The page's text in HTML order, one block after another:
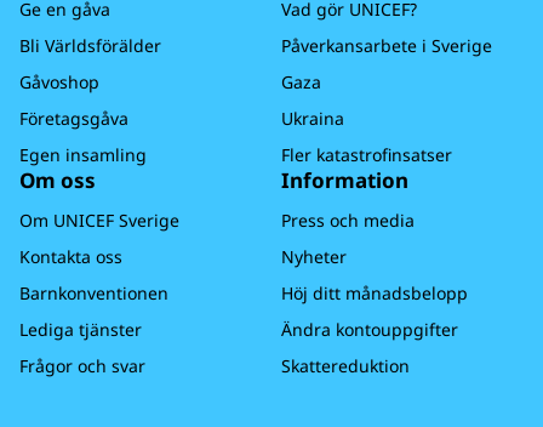
Ge en gåva
Bli Världsförälder
Gåvoshop
Företagsgåva
Egen insamling
Vad gör UNICEF?
Påverkansarbete i Sverige
Gaza
Ukraina
Fler katastrofinsatser
Om oss
Om UNICEF Sverige
Kontakta oss
Barnkonventionen
Lediga tjänster
Frågor och svar
Information
Press och media
Nyheter
Höj ditt månadsbelopp
Ändra kontouppgifter
Skattereduktion